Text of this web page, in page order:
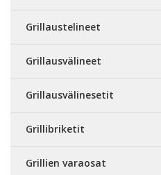
Grillaustelineet
Grillausvälineet
Grillausvälinesetit
Grillibriketit
Grillien varaosat